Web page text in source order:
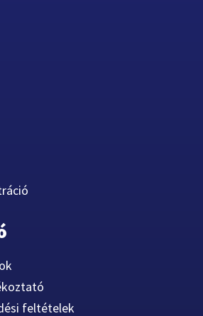
feltételek